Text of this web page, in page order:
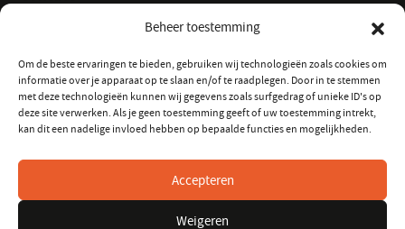
Beheer toestemming
Om de beste ervaringen te bieden, gebruiken wij technologieën zoals cookies om
informatie over je apparaat op te slaan en/of te raadplegen. Door in te stemmen
met deze technologieën kunnen wij gegevens zoals surfgedrag of unieke ID's op
deze site verwerken. Als je geen toestemming geeft of uw toestemming intrekt,
kan dit een nadelige invloed hebben op bepaalde functies en mogelijkheden.
Accepteren
Weigeren
Zo
Informatie
Hoe kunt u huren?
Keurmeester Zeeland
Volg ons
op Instagram